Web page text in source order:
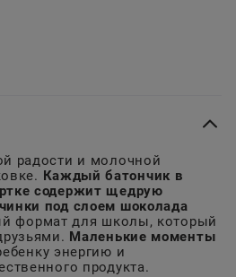
радости и молочной
Каждый батончик в
содержит щедрую
под слоем шоколада
формат для школы, который
Маленькие моменты
энергию и
продукта.